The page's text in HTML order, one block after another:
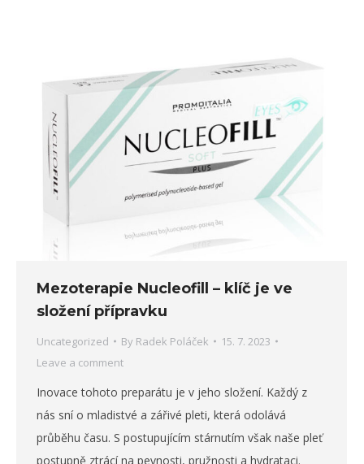
Mezoterapie Nucleofill – klíč je ve
složení přípravku
Uncategorized By Radek Poláček
15. 7. 2023
Leave a comment
Inovace tohoto preparátu je v jeho složení. Každý z
nás sní o mladistvé a zářivé pleti, která odolává
průběhu času. S postupujícím stárnutím však naše pleť
postupně ztrácí na pevnosti, pružnosti a hydrataci.